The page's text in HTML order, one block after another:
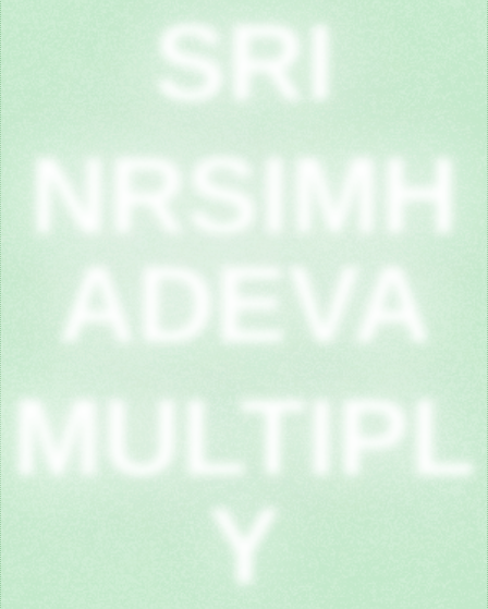
SRI
NRSIMH
ADEVA
MULTIPL
Y